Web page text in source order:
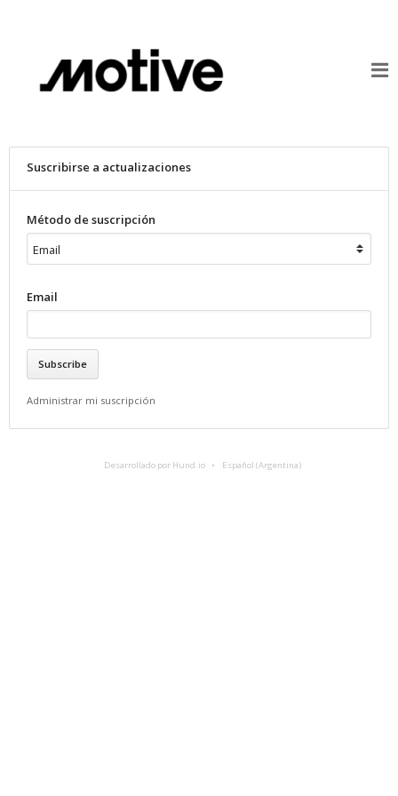
Suscribirse a actualizaciones
Método de suscripción
Email
Administrar mi suscripción
Desarrollado por Hund.io Español (Argentina)